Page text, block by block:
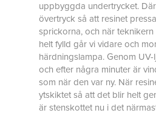
uppbyggda undertrycket.
övertryck så att resinet
sprickorna, och när
helt fylld går vi vidare och
härdningslampa. Genom
och efter några minuter är
som när den var ny. När
ytskiktet så att det blir helt
är stenskottet nu i det